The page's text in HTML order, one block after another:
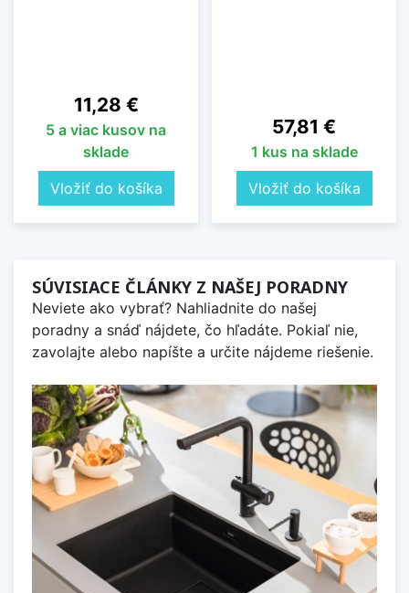
Cena
11,28 €
5 a viac kusov na
sklade
Vložiť do košíka
Cena
57,81 €
1 kus na sklade
Vložiť do košíka
SÚVISIACE ČLÁNKY Z NAŠEJ PORADNY
Neviete ako vybrať? Nahliadnite do našej
poradny a snáď nájdete, čo hľadáte. Pokiaľ nie,
zavolajte alebo napíšte a určite nájdeme riešenie.